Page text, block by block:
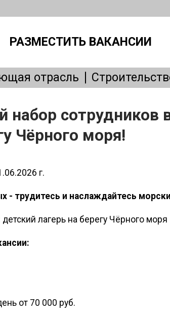
РАЗМЕСТИТЬ ВАКАНСИИ
отрасль
Образование
обслуживание
набор сотрудников
Чёрного моря!
г.
- трудитесь и наслаждайтесь
лагерь на берегу Чёрного моря
от 70 000 руб.